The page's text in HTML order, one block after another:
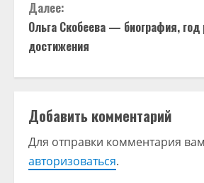
о
д
о
л
ж
и
Далее:
Ольга Скобеева — биография,
достижения
Добавить комментарий
Для отправки комментария
авторизоваться.